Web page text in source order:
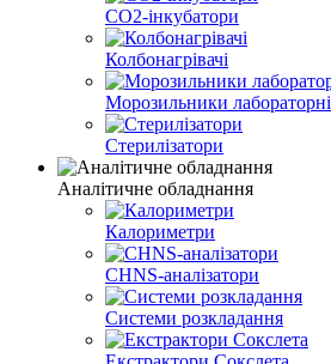
CO2-інкубатори
Колбонагрівачі
Морозильники лабораторні
Стерилізатори
Аналітичне обладнання
Калориметри
CHNS-аналізатори
Системи розкладання